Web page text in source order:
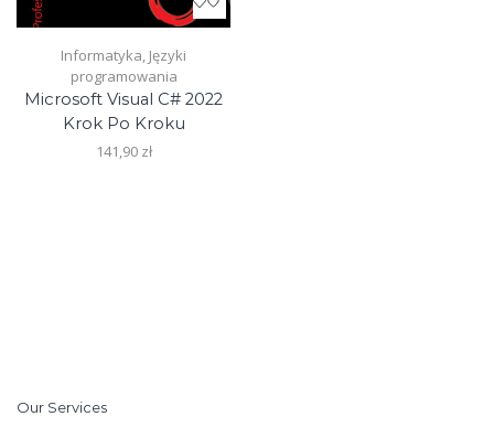
Informatyka, Języki
programowania
Microsoft Visual C# 2022
Krok Po Kroku
141,90 zł
Our Services